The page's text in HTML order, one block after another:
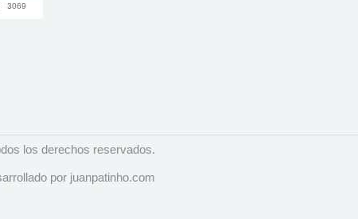
3069
los derechos reservados.
por juanpatinho.com